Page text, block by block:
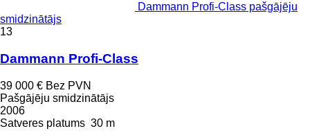
Dammann Profi-Class pašgājēju
smidzinātājs
13
Dammann Profi-Class
39 000 € Bez PVN
Pašgājēju smidzinātājs
2006
Satveres platums 30 m